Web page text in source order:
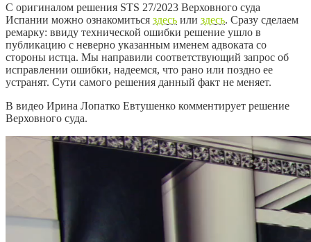
С оригиналом решения STS 27/2023 Верховного суда
Испании можно ознакомиться здесь или здесь. Сразу сделаем
ремарку: ввиду технической ошибки решение ушло в
публикацию с неверно указанным именем адвоката со
стороны истца. Мы направили соответствующий запрос об
исправлении ошибки, надеемся, что рано или поздно ее
устранят. Сути самого решения данный факт не меняет.
В видео Ирина Лопатко Евтушенко комментирует решение
Верховного суда.